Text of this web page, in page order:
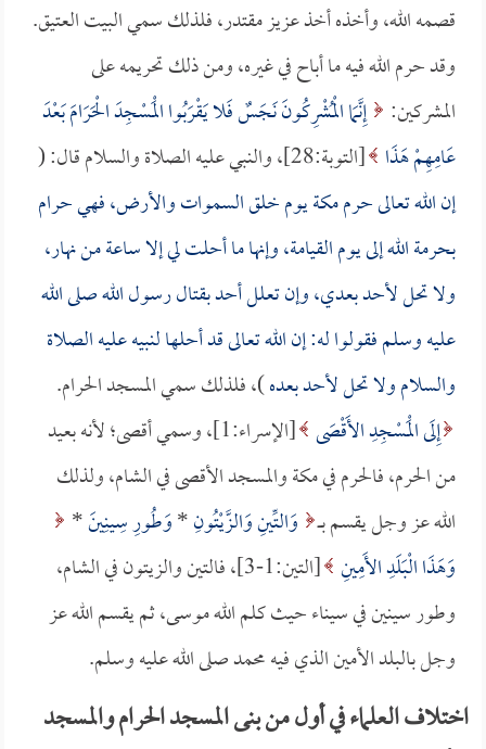
قصمه الله، وأخذه أخذ عزيز مقتدر، فلذلك سمي البيت العتيق.
وقد حرم الله فيه ما أباح في غيره، ومن ذلك تحريمه على
المشركين: إِنَّمَا الْمُشْرِكُونَ نَجَسٌ فَلا يَقْرَبُوا الْمَسْجِدَ الْحَرَامَ بَعْدَ
عَامِهِمْ هَذَا [التوبة:28]، والنبي عليه الصلاة والسلام قال: (
إن الله تعالى حرم مكة يوم خلق السموات والأرض، فهي حرام
بحرمة الله إلى يوم القيامة، وإنها ما أحلت لي إلا ساعة من نهار،
ولا تحل لأحد بعدي، وإن تعلل أحد بقتال رسول الله صلى الله
عليه وسلم فقولوا له: إن الله تعالى قد أحلها لنبيه عليه الصلاة
والسلام ولا تحل لأحد بعده)، فلذلك سمي المسجد الحرام.
إِلَى الْمَسْجِدِ الأَقْصَى
[الإسراء:1]، وسمي أقصى؛ لأنه بعيد
من الحرم، فالحرم في مكة والمسجد الأقصى في الشام، ولذلك
الله عز وجل يقسم بـــ وَالتِّينِ وَالزَّيْتُونِ*وَطُورِ سِينِينَ*
وَهَذَا الْبَلَدِ الأَمِينِ
[التين:1-3]، فالتين والزيتون في الشام،
وطور سينين في سيناء حيث كلم الله موسى، ثم يقسم الله عز
وجل بالبلد الأمين الذي فيه محمد صلى الله عليه وسلم.
اختلاف العلماء في أول من بنى المسجد الحرام والمسجد